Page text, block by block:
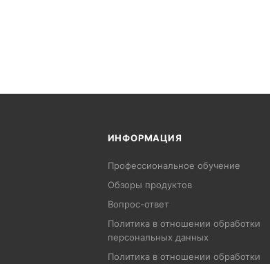
ИНФОРМАЦИЯ
Профессиональное обучение
Обзоры продуктов
Вопрос-ответ
Политика в отношении обработки
персональных данных
Политика в отношении обработки